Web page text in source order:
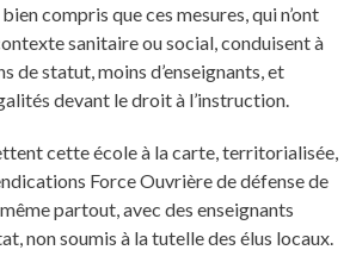
compris que ces mesures, qui n’ont
sanitaire ou social, conduisent à
de statut, moins d’enseignants, et
devant le droit à l’instruction.
cette école à la carte, territorialisée,
Force Ouvrière de défense de
partout, avec des enseignants
non soumis à la tutelle des élus locaux.